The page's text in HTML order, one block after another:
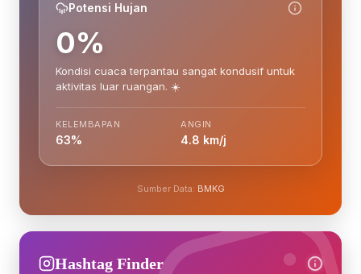
Potensi Hujan
0%
Kondisi cuaca terpantau sangat kondusif untuk
aktivitas luar ruangan. ☀️
KELEMBAPAN
63%
ANGIN
4.8 km/j
Sumber Data: BMKG
Hashtag Finder